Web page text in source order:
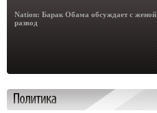
Nation: Барак Обама обсуждает с женой
развод